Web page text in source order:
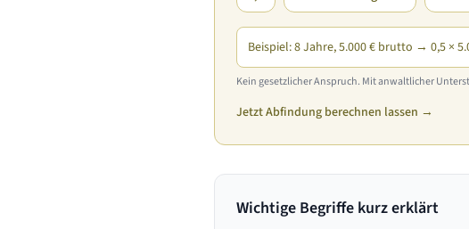
Beispiel: 8 Jahre, 5.000 € brutto → 0,5 ×
Kein gesetzlicher Anspruch. Mit anwaltlicher
Jetzt Abfindung berechnen lassen →
Wichtige Begriffe kurz erklärt